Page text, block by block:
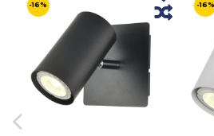
-16% -16%